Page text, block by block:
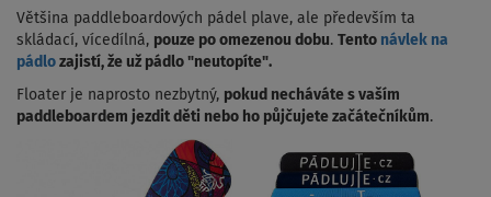
Většina paddleboardových pádel plave, ale především ta
skládací, vícedílná, pouze po omezenou dobu. Tento návlek na
pádlo zajistí, že už pádlo "neutopíte".
Floater je naprosto nezbytný, pokud necháváte s vaším
paddleboardem jezdit děti nebo ho půjčujete začátečníkům.